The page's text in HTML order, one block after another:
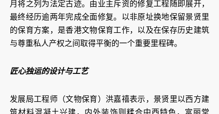
月将之列为法定古迹。由业主斥资的修复工程随即展开，
最终经历逾两年完成全面修复。以非原址换地保留景贤里
的保育方案，是香港文物保育工作，以及在保存历史建筑
与尊重私人产权之间取得平衡的一个重要里程碑。
匠心独运的设计与工艺
发展局工程师（文物保育）洪嘉禧表示，景贤里以西方建